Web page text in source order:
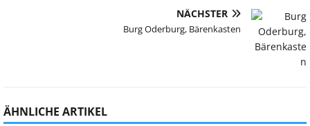
NÄCHSTER
Burg Oderburg, Bärenkasten
ÄHNLICHE ARTIKEL